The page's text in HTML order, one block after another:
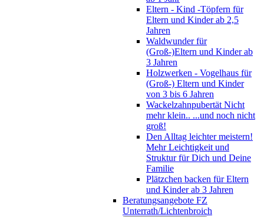
Eltern - Kind -Töpfern für
Eltern und Kinder ab 2,5
Jahren
Waldwunder für
(Groß-)Eltern und Kinder ab
3 Jahren
Holzwerken - Vogelhaus für
(Groß-) Eltern und Kinder
von 3 bis 6 Jahren
Wackelzahnpubertät Nicht
mehr klein.. ...und noch nicht
groß!
Den Alltag leichter meistern!
Mehr Leichtigkeit und
Struktur für Dich und Deine
Familie
Plätzchen backen für Eltern
und Kinder ab 3 Jahren
Beratungsangebote FZ
Unterrath/Lichtenbroich